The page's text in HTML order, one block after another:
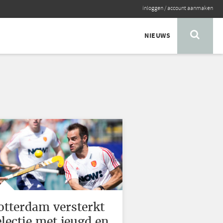
inloggen/account aanmaken
NIEUWS
versterkt